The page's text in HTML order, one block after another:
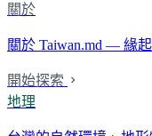
關於
關於 Taiwan.md — 緣
開始探索
地理